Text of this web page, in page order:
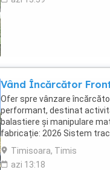
Vând Încărcător
Ofer spre vânzare
performant, destinat
balastiere și manipulare
fabricație: 2026 Sistem
kg Capacitate cupă: 1,5 tone
Timisoara, Timis
azi 13:18